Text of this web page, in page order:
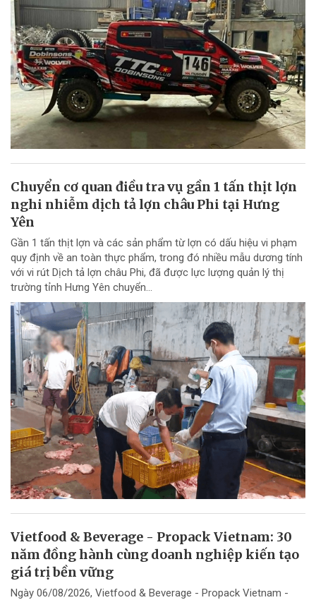
Chuyển cơ quan điều tra vụ gần 1 tấn thịt lợn
nghi nhiễm dịch tả lợn châu Phi tại Hưng
Yên
Gần 1 tấn thịt lợn và các sản phẩm từ lợn có dấu hiệu vi phạm
quy định về an toàn thực phẩm, trong đó nhiều mẫu dương tính
với vi rút Dịch tả lợn châu Phi, đã được lực lượng quản lý thị
trường tỉnh Hưng Yên chuyển...
Vietfood & Beverage - Propack Vietnam: 30
năm đồng hành cùng doanh nghiệp kiến tạo
giá trị bền vững
Ngày 06/08/2026, Vietfood & Beverage - Propack Vietnam -